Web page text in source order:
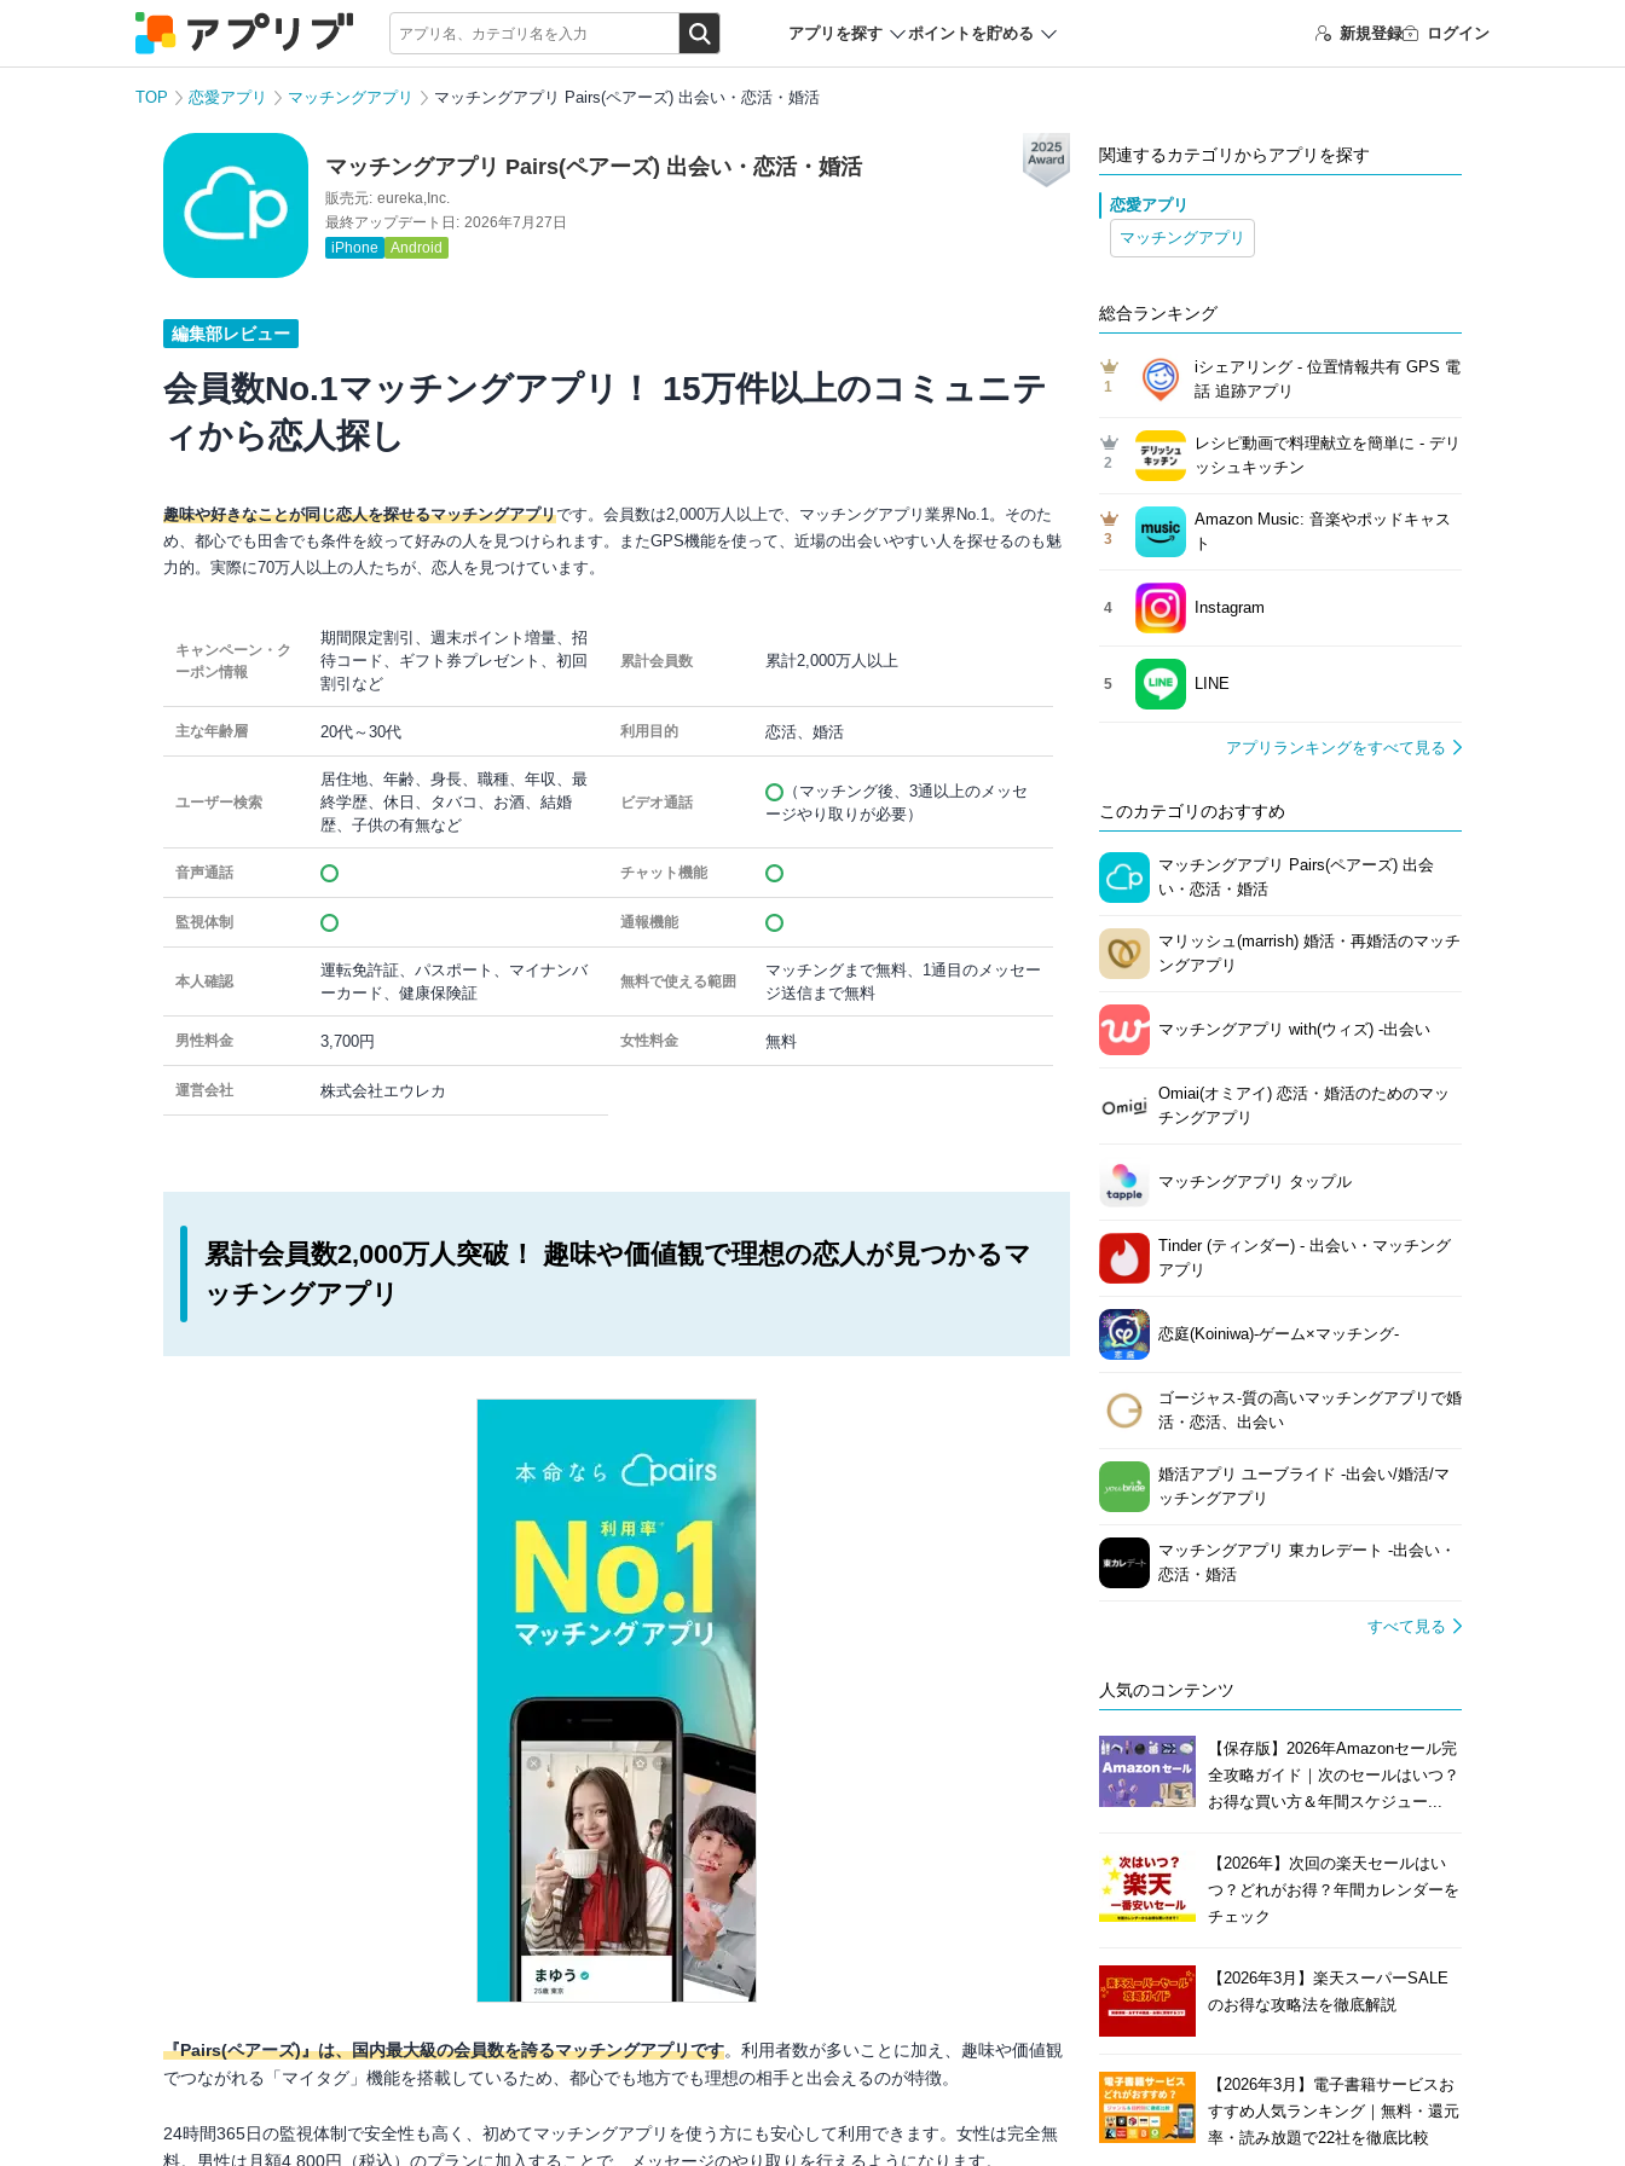
アプリを探す ポイントを貯める 新規登録 ログイン
TOP 恋愛アプリ マッチングアプリ マッチングアプリ Pairs(ペアーズ) 出会い・恋活・婚活
マッチングアプリ Pairs(ペアーズ) 出会い・恋活・婚活
販売元: eureka,Inc.
最終アップデート日: 2026年7月27日
iPhone
Android
編集部レビュー
会員数No.1マッチングアプリ！ 15万件以上のコミュニテ
ィから恋人探し
趣味や好きなことが同じ恋人を探せるマッチングアプリです。会員数は2,000万人以上で、マッチングアプリ業界No.1。そのた
め、都心でも田舎でも条件を絞って好みの人を見つけられます。またGPS機能を使って、近場の出会いやすい人を探せるのも魅
力的。実際に70万人以上の人たちが、恋人を見つけています。
キャンペーン・ク
ーポン情報
期間限定割引、週末ポイント増量、招
待コード、ギフト券プレゼント、初回
割引など
累計会員数 累計2,000万人以上
主な年齢層 20代～30代 利用目的 恋活、婚活
ユーザー検索
居住地、年齢、身長、職種、年収、最
終学歴、休日、タバコ、お酒、結婚
歴、子供の有無など
ビデオ通話
（マッチング後、3通以上のメッセ
ージやり取りが必要）
音声通話 チャット機能
監視体制 通報機能
本人確認
運転免許証、パスポート、マイナンバ
ーカード、健康保険証
無料で使える範囲
マッチングまで無料、1通目のメッセー
ジ送信まで無料
男性料金 3,700円 女性料金 無料
運営会社 株式会社エウレカ
累計会員数2,000万人突破！ 趣味や価値観で理想の恋人が見つかるマ
ッチングアプリ
『Pairs(ペアーズ)』は、国内最大級の会員数を誇るマッチングアプリです。利用者数が多いことに加え、趣味や価値観
でつながれる「マイタグ」機能を搭載しているため、都心でも地方でも理想の相手と出会えるのが特徴。
24時間365日の監視体制で安全性も高く、初めてマッチングアプリを使う方にも安心して利用できます。女性は完全無
料。男性は月額4,800円（税込）のプランに加入することで、メッセージのやり取りを行えるようになります。
関連するカテゴリからアプリを探す
恋愛アプリ
マッチングアプリ
総合ランキング
1
iシェアリング - 位置情報共有 GPS 電
話 追跡アプリ
2
レシピ動画で料理献立を簡単‪に - デリ
ッシュキッチン
3
Amazon Music: 音楽やポッドキャス
ト
4 Instagram
5 LINE
アプリランキングをすべて見る
このカテゴリのおすすめ
マッチングアプリ Pairs(ペアーズ) 出会
い・恋活・婚活
マリッシュ(marrish) 婚活・再婚活のマッチ
ングアプリ
マッチングアプリ with(ウィズ) -出会い
Omiai(オミアイ) 恋活・婚活のためのマッ
チングアプリ
マッチングアプリ タップル
Tinder (ティンダー) - 出会い・マッチング
アプリ
恋庭(Koiniwa)-ゲーム×マッチング-
ゴージャス-質の高いマッチングアプリで婚
活・恋活、出会い
婚活アプリ ユーブライド -出会い/婚活/マ
ッチングアプリ
マッチングアプリ 東カレデート -出会い・
恋活・婚活
すべて見る
人気のコンテンツ
【保存版】2026年Amazonセール完
全攻略ガイド｜次のセールはいつ？
お得な買い方＆年間スケジュー...
【2026年】次回の楽天セールはい
つ？どれがお得？年間カレンダーを
チェック
【2026年3月】楽天スーパーSALE
のお得な攻略法を徹底解説
【2026年3月】電子書籍サービスお
すすめ人気ランキング｜無料・還元
率・読み放題で22社を徹底比較